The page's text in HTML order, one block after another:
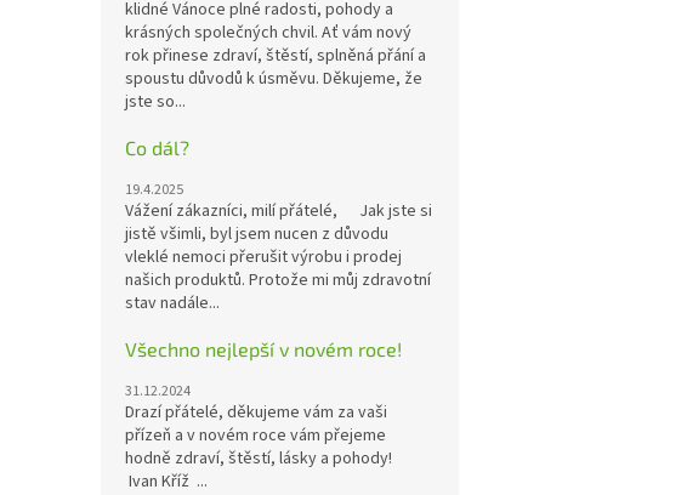
klidné Vánoce plné radosti, pohody a
krásných společných chvil. Ať vám nový
rok přinese zdraví, štěstí, splněná přání a
spoustu důvodů k úsměvu. Děkujeme, že
jste so...
Co dál?
19.4.2025
Vážení zákazníci, milí přátelé, Jak jste si
jistě všimli, byl jsem nucen z důvodu
vleklé nemoci přerušit výrobu i prodej
našich produktů. Protože mi můj zdravotní
stav nadále...
Všechno nejlepší v novém roce!
31.12.2024
Drazí přátelé, děkujeme vám za vaši
přízeň a v novém roce vám přejeme
hodně zdraví, štěstí, lásky a pohody!
Ivan Kříž ...